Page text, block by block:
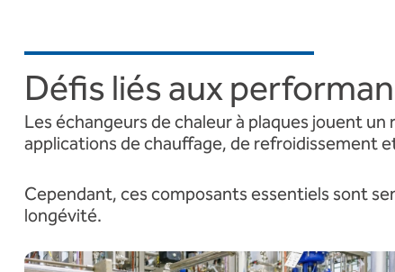
Défis liés aux
Les échangeurs de chaleur à plaques jouent
applications de chauffage, de refroidissement
Cependant, ces composants essentiels sont
longévité.